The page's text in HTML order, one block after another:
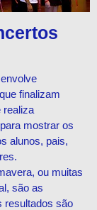
finalizam
realiza
mostrar os
alunos, pais,
ou muitas
são as
resultados são